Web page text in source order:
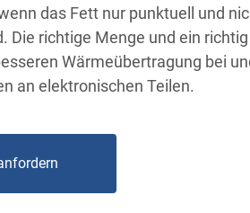
das Fett nur punktuell und
Die richtige Menge und ein
Wärmeübertragung bei
an elektronischen Teilen.